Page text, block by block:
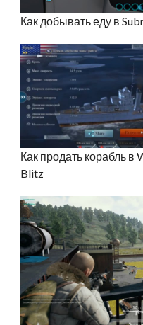
Как добывать еду в
Как продать корабль в
Blitz